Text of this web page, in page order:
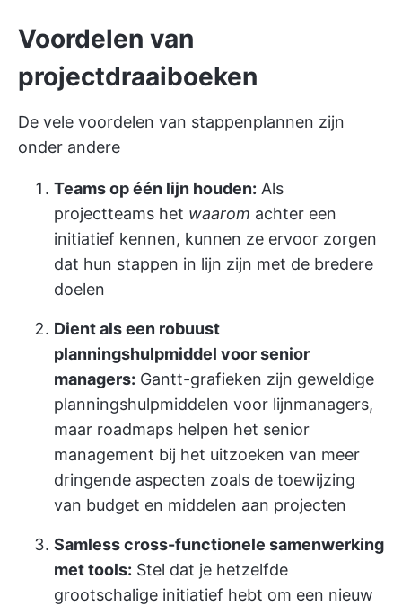
Voordelen van
projectdraaiboeken
De vele voordelen van stappenplannen zijn
onder andere
Teams op één lijn houden: Als
projectteams het waarom achter een
initiatief kennen, kunnen ze ervoor zorgen
dat hun stappen in lijn zijn met de bredere
doelen
Dient als een robuust
planningshulpmiddel voor senior
managers: Gantt-grafieken zijn geweldige
planningshulpmiddelen voor lijnmanagers,
maar roadmaps helpen het senior
management bij het uitzoeken van meer
dringende aspecten zoals de toewijzing
van budget en middelen aan projecten
Samless cross-functionele samenwerking
met tools: Stel dat je hetzelfde
grootschalige initiatief hebt om een nieuw